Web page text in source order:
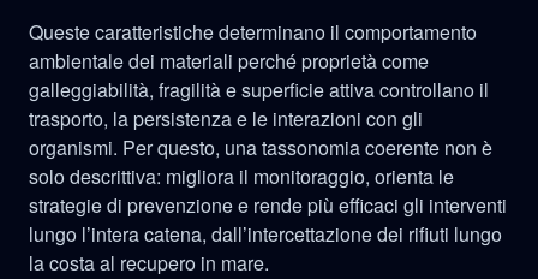
Queste caratteristiche determinano il comportamento
ambientale dei materiali perché proprietà come
galleggiabilità, fragilità e superficie attiva controllano il
trasporto, la persistenza e le interazioni con gli
organismi. Per questo, una tassonomia coerente non è
solo descrittiva: migliora il monitoraggio, orienta le
strategie di prevenzione e rende più efficaci gli interventi
lungo l’intera catena, dall’intercettazione dei rifiuti lungo
la costa al recupero in mare.